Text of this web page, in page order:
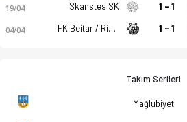
19/04 Skanstes SK 1 - 1
04/04 FK Beitar / Riga Mariners 1 - 1
Takım Serileri
Mağlubiyet